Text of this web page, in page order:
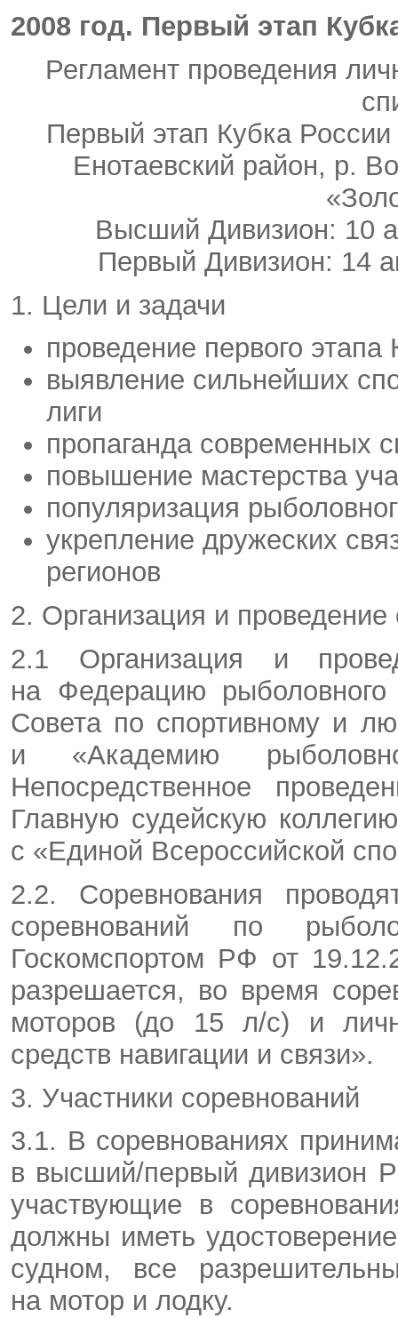
2008 год. Первый этап
Регламент проведения
Первый этап Кубка России
Енотаевский район, р.
Высший Дивизион: 10
Первый Дивизион: 14
1. Цели и задачи
проведение первого
выявление сильнейших
лиги
пропаганда современных
повышение мастерства
популяризация
укрепление дружеских
регионов
2. Организация и проведение
2.1 Организация и
на Федерацию
Совета по спортивному и
и «Академию
Непосредственное
Главную судейскую
с «Единой Всероссийской
2.2. Соревнования
соревнований по
Госкомспортом РФ от
разрешается, во время
моторов (до 15 л/с) и
средств навигации и связи».
3. Участники соревнований
3.1. В соревнованиях
в высший/первый дивизион
участвующие в
должны иметь
судном, все
на мотор и лодку.